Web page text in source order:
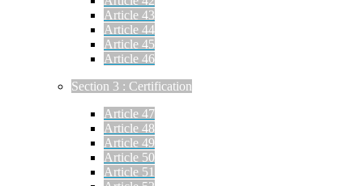
Article 43
Article 44
Article 45
Article 46
Section 3 : Certification
Article 47
Article 48
Article 49
Article 50
Article 51